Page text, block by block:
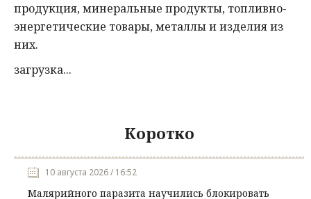
продукция, минеральные продукты, топливно-
энергетические товары, металлы и изделия из
них.
загрузка...
Коротко
10 августа 2026 / 16:52
Малярийного паразита научились блокировать